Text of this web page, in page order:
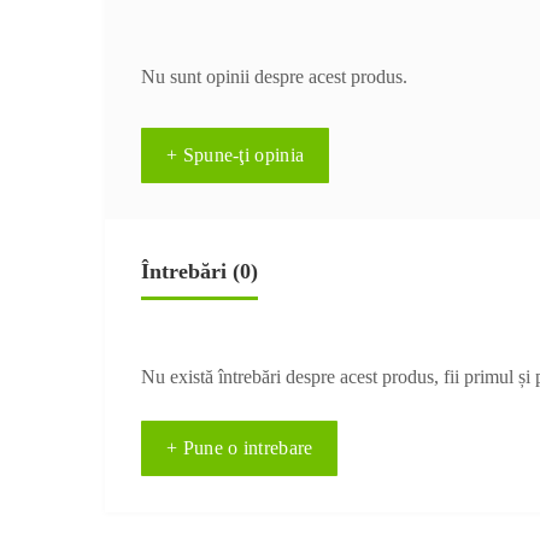
Nu sunt opinii despre acest produs.
+ Spune-ţi opinia
Întrebări (0)
Nu există întrebări despre acest produs, fii primul și
+ Pune o intrebare